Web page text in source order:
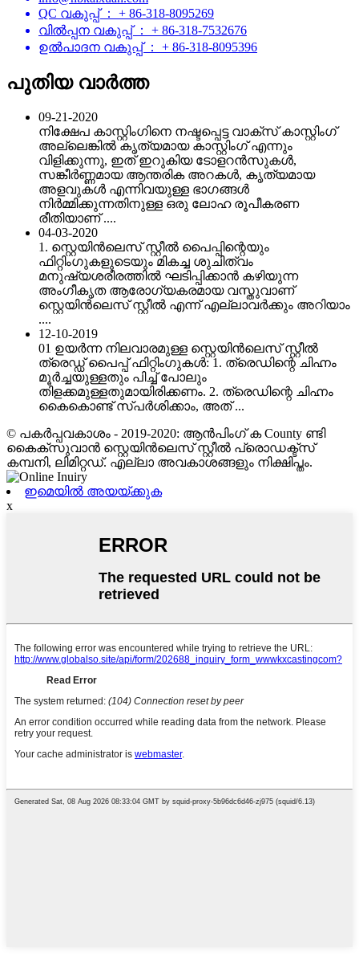
QC വകുപ്പ് ： + 86-318-8095269
വിൽപ്പന വകുപ്പ് ： + 86-318-7532676
ഉൽ‌പാദന വകുപ്പ് ： + 86-318-8095396
പുതിയ വാർത്ത
09-21-2020
നിക്ഷേപ കാസ്റ്റിംഗിനെ നഷ്ടപ്പെട്ട വാക്സ് കാസ്റ്റിംഗ്
അല്ലെങ്കിൽ കൃത്യമായ കാസ്റ്റിംഗ് എന്നും
വിളിക്കുന്നു, ഇത് ഇറുകിയ ടോളറൻസുകൾ,
സങ്കീർണ്ണമായ ആന്തരിക അറകൾ, കൃത്യമായ
അളവുകൾ എന്നിവയുള്ള ഭാഗങ്ങൾ
നിർമ്മിക്കുന്നതിനുള്ള ഒരു ലോഹ രൂപീകരണ
രീതിയാണ് ....
04-03-2020
1. സ്റ്റെയിൻ‌ലെസ് സ്റ്റീൽ പൈപ്പിന്റെയും
ഫിറ്റിംഗുകളുടെയും മികച്ച ശുചിത്വം
മനുഷ്യശരീരത്തിൽ ഘടിപ്പിക്കാൻ കഴിയുന്ന
അംഗീകൃത ആരോഗ്യകരമായ വസ്തുവാണ്
സ്റ്റെയിൻ‌ലെസ് സ്റ്റീൽ എന്ന് എല്ലാവർക്കും അറിയാം
....
12-10-2019
01 ഉയർന്ന നിലവാരമുള്ള സ്റ്റെയിൻ‌ലെസ് സ്റ്റീൽ
ത്രെഡ്ഡ് പൈപ്പ് ഫിറ്റിംഗുകൾ: 1. ത്രെഡിന്റെ ചിഹ്നം
മൂർച്ചയുള്ളതും പിച്ച് പോലും
തിളക്കമുള്ളതുമായിരിക്കണം. 2. ത്രെഡിന്റെ ചിഹ്നം
കൈകൊണ്ട് സ്പർശിക്കാം, അത് ...
© പകർപ്പവകാശം - 2019-2020: ആൻ‌പിംഗ് ക County ണ്ടി
കൈക്സുവാൻ സ്റ്റെയിൻ‌ലെസ് സ്റ്റീൽ പ്രൊഡക്ട്സ്
കമ്പനി, ലിമിറ്റഡ്. എല്ലാ അവകാശങ്ങളും നിക്ഷിപ്തം.
ഇമെയിൽ അയയ്ക്കുക
x